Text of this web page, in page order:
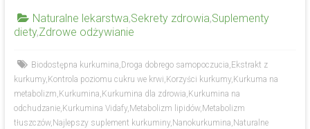
Naturalne lekarstwa,Sekrety zdrowia,Suplementy
diety,Zdrowe odżywianie
Biodostępna kurkumina, Droga dobrego samopoczucia, Ekstrakt z
kurkumy, Kontrola poziomu cukru we krwi, Korzyści kurkumy, Kurkuma na
metabolizm, Kurkumina, Kurkumina dla zdrowia, Kurkumina na
odchudzanie, Kurkumina Vidafy, Metabolizm lipidów, Metabolizm
tłuszczów, Najlepszy suplement kurkuminy, Nanokurkumina, Naturalne